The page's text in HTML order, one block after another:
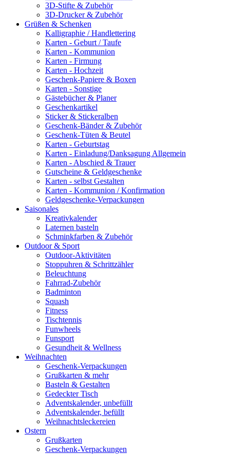
3D-Stifte & Zubehör
3D-Drucker & Zubehör
Grüßen & Schenken
Kalligraphie / Handlettering
Karten - Geburt / Taufe
Karten - Kommunion
Karten - Firmung
Karten - Hochzeit
Geschenk-Papiere & Boxen
Karten - Sonstige
Gästebücher & Planer
Geschenkartikel
Sticker & Stickeralben
Geschenk-Bänder & Zubehör
Geschenk-Tüten & Beutel
Karten - Geburtstag
Karten - Einladung/Danksagung Allgemein
Karten - Abschied & Trauer
Gutscheine & Geldgeschenke
Karten - selbst Gestalten
Karten - Kommunion / Konfirmation
Geldgeschenke-Verpackungen
Saisonales
Kreativkalender
Laternen basteln
Schminkfarben & Zubehör
Outdoor & Sport
Outdoor-Aktivitäten
Stoppuhren & Schrittzähler
Beleuchtung
Fahrrad-Zubehör
Badminton
Squash
Fitness
Tischtennis
Funwheels
Funsport
Gesundheit & Wellness
Weihnachten
Geschenk-Verpackungen
Grußkarten & mehr
Basteln & Gestalten
Gedeckter Tisch
Adventskalender, unbefüllt
Adventskalender, befüllt
Weihnachtsleckereien
Ostern
Grußkarten
Geschenk-Verpackungen